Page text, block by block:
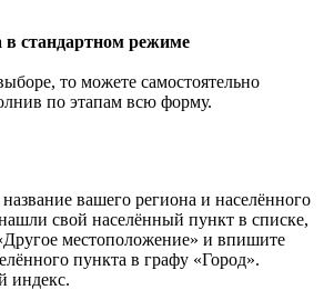
в стандартном режиме
то можете самостоятельно
по этапам всю форму.
вашего региона и населённого
свой населённый пункт в списке,
местоположение» и впишите
пункта в графу «Город».
индекс.